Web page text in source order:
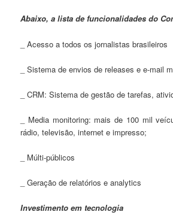
Abaixo, a lista de funcionalidades do
_ Acesso a todos os jornalistas brasileiros
_ Sistema de envios de releases e e-mail
_ CRM: Sistema de gestão de tarefas,
_ Media monitoring: mais de 100 mil
rádio, televisão, internet e impresso;
_ Múlti-públicos
_ Geração de relatórios e analytics
Investimento em tecnologia